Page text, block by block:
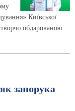
Київської
обдарованою
запорука